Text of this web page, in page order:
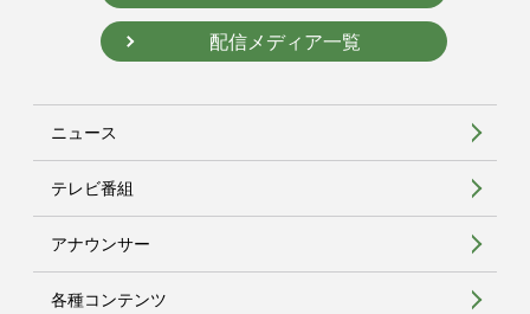
配信メディア一覧
ニュース
テレビ番組
アナウンサー
各種コンテンツ